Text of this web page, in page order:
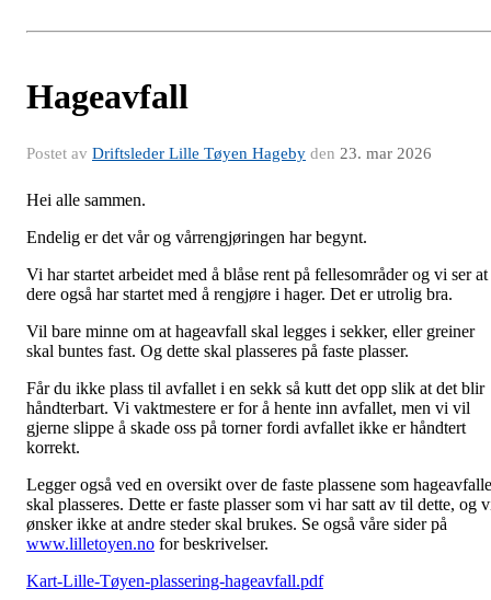
Hageavfall
Postet av Driftsleder Lille Tøyen Hageby den 23. mar 2026
Hei alle sammen.
Endelig er det vår og vårrengjøringen har begynt.
Vi har startet arbeidet med å blåse rent på fellesområder og vi ser at
dere også har startet med å rengjøre i hager. Det er utrolig bra.
Vil bare minne om at hageavfall skal legges i sekker, eller greiner
skal buntes fast. Og dette skal plasseres på faste plasser.
Får du ikke plass til avfallet i en sekk så kutt det opp slik at det blir
håndterbart. Vi vaktmestere er for å hente inn avfallet, men vi vil
gjerne slippe å skade oss på torner fordi avfallet ikke er håndtert
korrekt.
Legger også ved en oversikt over de faste plassene som
skal plasseres. Dette er faste plasser som vi har satt av til dette, og
ønsker ikke at andre steder skal brukes. Se også våre sider på
www.lilletoyen.no for beskrivelser.
Kart-Lille-Tøyen-plassering-hageavfall.pdf